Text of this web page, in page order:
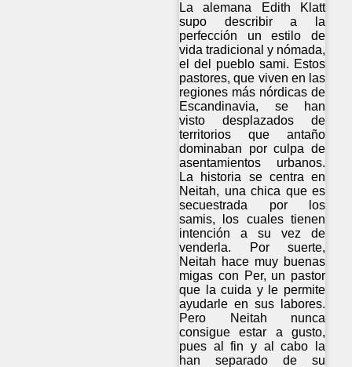
La alemana Edith Klatt
supo describir a la
perfección un estilo de
vida tradicional y nómada,
el del pueblo sami. Estos
pastores, que viven en las
regiones más nórdicas de
Escandinavia, se han
visto desplazados de
territorios que antaño
dominaban por culpa de
asentamientos urbanos.
La historia se centra en
Neitah, una chica que es
secuestrada por los
samis, los cuales tienen
intención a su vez de
venderla. Por suerte,
Neitah hace muy buenas
migas con Per, un pastor
que la cuida y le permite
ayudarle en sus labores.
Pero Neitah nunca
consigue estar a gusto,
pues al fin y al cabo la
han separado de su